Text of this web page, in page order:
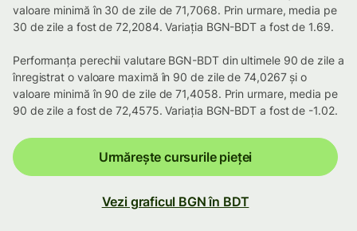
valoare minimă în 30 de zile de 71,7068. Prin urmare, media pe
30 de zile a fost de 72,2084. Variația BGN-BDT a fost de 1.69.
Performanța perechii valutare BGN-BDT din ultimele 90 de zile a
înregistrat o valoare maximă în 90 de zile de 74,0267 și o
valoare minimă în 90 de zile de 71,4058. Prin urmare, media pe
90 de zile a fost de 72,4575. Variația BGN-BDT a fost de -1.02.
Urmărește cursurile pieței
Vezi graficul BGN în BDT